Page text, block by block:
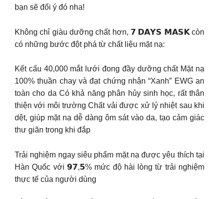
bạn sẽ đổi ý đó nha!
Không chỉ giàu dưỡng chất hơn, 𝟳 𝗗𝗔𝗬𝗦 𝗠𝗔𝗦𝗞 còn
có những bước đột phá từ chất liệu mặt nạ:
Kết cấu 40,000 mắt lưới đong đầy dưỡng chất Mặt nạ
100% thuần chay và đạt chứng nhận “Xanh” EWG an
toàn cho da Có khả năng phân hủy sinh học, rất thân
thiện với môi trường Chất vải được xử lý nhiệt sau khi
dệt, giúp mặt nạ dễ dàng ôm sát vào da, tạo cảm giác
thư giãn trong khi đắp
Trải nghiệm ngay siêu phẩm mặt nạ được yêu thích tại
Hàn Quốc với 𝟵𝟳,𝟱% mức độ hài lòng từ trải nghiệm
thực tế của người dùng